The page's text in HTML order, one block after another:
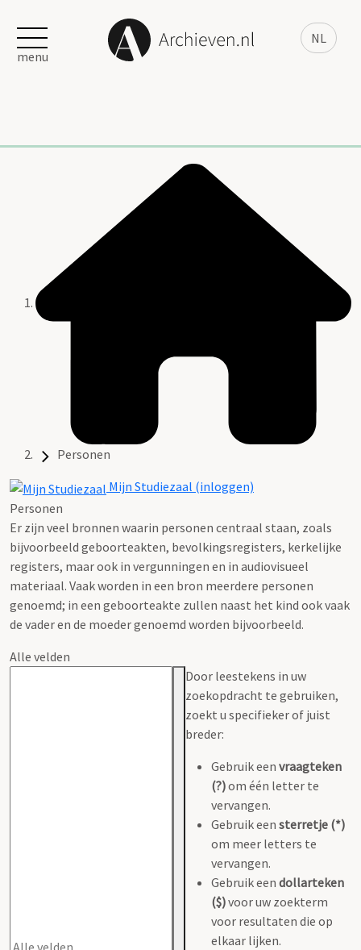
NL
menu
Personen
Mijn Studiezaal (inloggen)
Personen
Er zijn veel bronnen waarin personen centraal staan, zoals
bijvoorbeeld geboorteakten, bevolkingsregisters, kerkelijke
registers, maar ook in vergunningen en in audiovisueel
materiaal. Vaak worden in een bron meerdere personen
genoemd; in een geboorteakte zullen naast het kind ook vaak
de vader en de moeder genoemd worden bijvoorbeeld.
Alle velden
Door leestekens in uw
zoekopdracht te gebruiken,
zoekt u specifieker of juist
breder:
Gebruik een vraagteken
(?)om één letter te
vervangen.
Gebruik een sterretje (*)
om meer letters te
vervangen.
Gebruik een dollarteken
($)voor uw zoekterm
voor resultaten die op
elkaar lijken.